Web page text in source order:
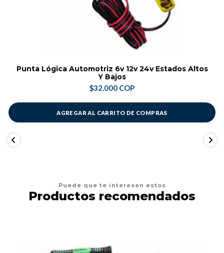
Punta Lógica Automotriz 6v 12v 24v Estados Altos
Y Bajos
$32.000 COP
AGREGAR AL CARRITO DE COMPRAS
Puede que te interesen estos
Productos recomendados